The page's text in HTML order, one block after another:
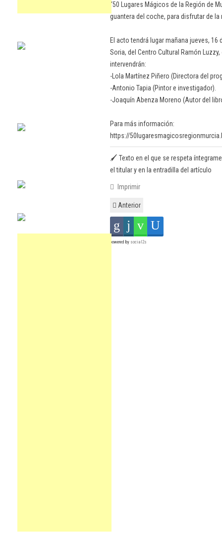
“50 Lugares Mágicos de la Región de
guantera del coche, para disfrutar de
El acto tendrá lugar mañana jueves,
Soria, del Centro Cultural Ramón
intervendrán:
-Lola Martínez Piñero (Directora del
-Antonio Tapia (Pintor e investigador).
-Joaquín Abenza Moreno (Autor del
Para más información:
https://
🖌️ Texto en el que se respeta
el titular y en la entradilla del artículo
Imprimir
Anterior
powered by social2s